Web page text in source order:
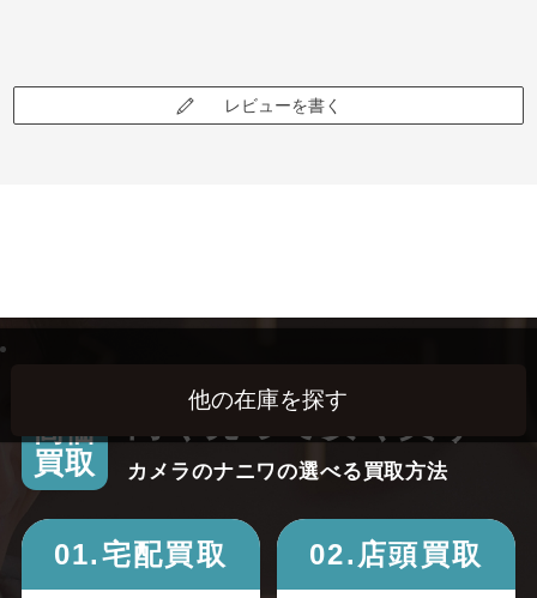
レビューを書く
高価
買取
高く売って安く買う！
カメラのナニワの選べる買取方法
01.宅配買取 02.店頭買取